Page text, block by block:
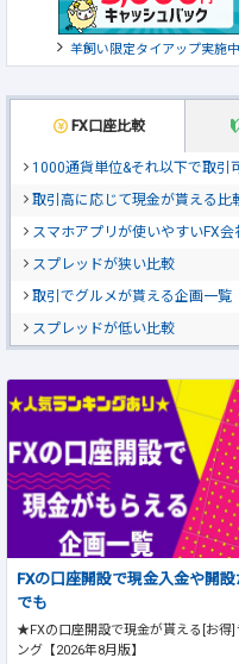
羊飼い限定タイアップ実施中
FX口座比較
1000通貨単位&それ以下で取引
取引高に応じて現金が貰える比
スマホアプリが使いやすいFX会
スプレッドが狭い比較
取引でグルメが貰える企画一覧
スプレッドが低い比較
FXの口座開設で現金入金や開設
でも
★FXの口座開設で現金が貰える[お得]
ング【2026年8月版】